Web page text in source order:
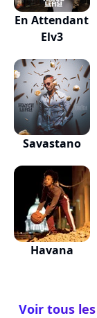
En Attendant
Elv3
Savastano
Havana
Voir tous